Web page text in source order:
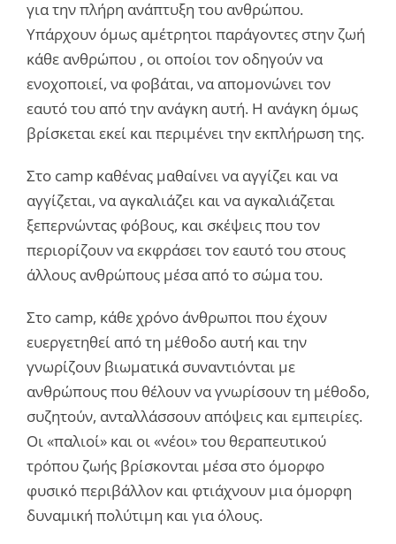
για την πλήρη ανάπτυξη του ανθρώπου.
Υπάρχουν όμως αμέτρητοι παράγοντες στην ζωή
κάθε ανθρώπου , οι οποίοι τον οδηγούν να
ενοχοποιεί, να φοβάται, να απομονώνει τον
εαυτό του από την ανάγκη αυτή. Η ανάγκη όμως
βρίσκεται εκεί και περιμένει την εκπλήρωση της.
Στο camp καθένας μαθαίνει να αγγίζει και να
αγγίζεται, να αγκαλιάζει και να αγκαλιάζεται
ξεπερνώντας φόβους, και σκέψεις που τον
περιορίζουν να εκφράσει τον εαυτό του στους
άλλους ανθρώπους μέσα από το σώμα του.
Στο camp, κάθε χρόνο άνθρωποι που έχουν
ευεργετηθεί από τη μέθοδο αυτή και την
γνωρίζουν βιωματικά συναντιόνται με
ανθρώπους που θέλουν να γνωρίσουν τη μέθοδο,
συζητούν, ανταλλάσσουν απόψεις και εμπειρίες.
Οι «παλιοί» και οι «νέοι» του θεραπευτικού
τρόπου ζωής βρίσκονται μέσα στο όμορφο
φυσικό περιβάλλον και φτιάχνουν μια όμορφη
δυναμική πολύτιμη και για όλους.